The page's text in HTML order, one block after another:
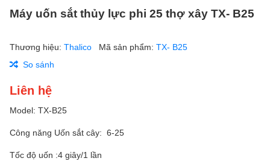
Máy uốn sắt thủy lực phi 25 thợ xây TX- B25
Thương hiệu: Thalico Mã sản phẩm: TX- B25
So sánh
Liên hệ
Model: TX-B25
Công năng Uốn sắt cây: 6-25
Tốc độ uốn :4 giây/1 lần